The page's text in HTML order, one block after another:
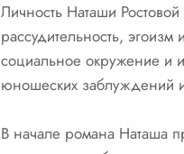
Личность Наташи
рассудительность,
социальное окружение и
юношеских заблуждений
В начале романа Наташа